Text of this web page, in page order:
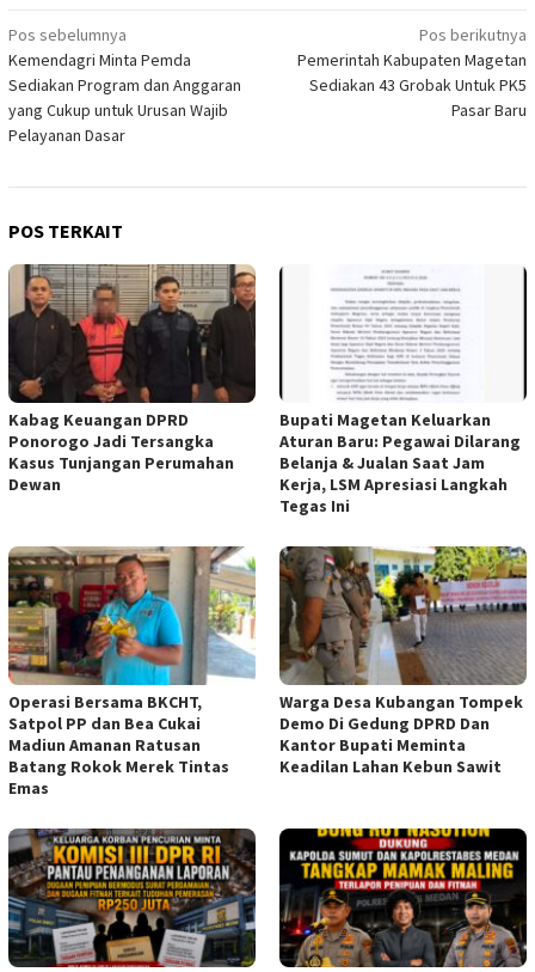
Navigasi
pos
Pos sebelumnya
Kemendagri Minta Pemda
Sediakan Program dan Anggaran
yang Cukup untuk Urusan Wajib
Pelayanan Dasar
Pos berikutnya
Pemerintah Kabupaten Magetan
Sediakan 43 Grobak Untuk PK5
Pasar Baru
POS TERKAIT
Kabag Keuangan DPRD
Ponorogo Jadi Tersangka
Kasus Tunjangan Perumahan
Dewan
Bupati Magetan Keluarkan
Aturan Baru: Pegawai Dilarang
Belanja & Jualan Saat Jam
Kerja, LSM Apresiasi Langkah
Tegas Ini
Operasi Bersama BKCHT,
Satpol PP dan Bea Cukai
Madiun Amanan Ratusan
Batang Rokok Merek Tintas
Emas
Warga Desa Kubangan Tompek
Demo Di Gedung DPRD Dan
Kantor Bupati Meminta
Keadilan Lahan Kebun Sawit